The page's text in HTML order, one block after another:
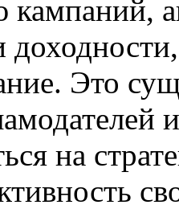
Это
на